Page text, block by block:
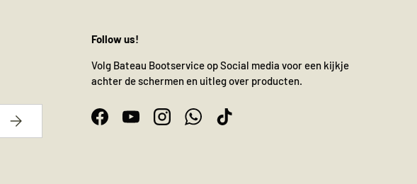
Abonneer
Follow us!
Volg Bateau Bootservice op Social media voor een kijkje
achter de schermen en uitleg over producten.
FacebookYouTubeInstagramWhatsAppTikTok